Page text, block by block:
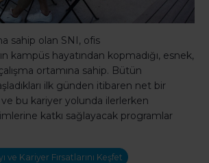
sahip olan SNI, ofis
kampüs hayatından kopmadığı, esnek,
ortamına sahip. Bütün
ilk günden itibaren net bir
bu kariyer yolunda ilerlerken
katkı sağlayacak programlar
ve Kariyer Fırsatlarını Keşfet